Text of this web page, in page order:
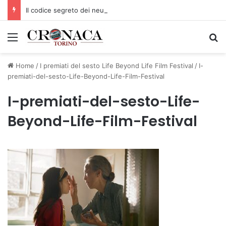
Menu
Home / I premiati del sesto Life Beyond Life Film Festival / I-
premiati-del-sesto-Life-Beyond-Life-Film-Festival
I-premiati-del-sesto-Life-
Beyond-Life-Film-Festival